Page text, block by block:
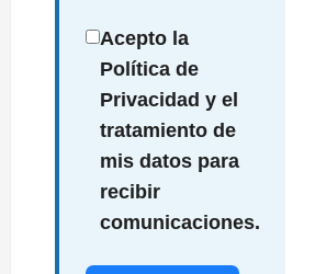
Acepto la
Política de
Privacidad y el
tratamiento de
mis datos para
recibir
comunicaciones.